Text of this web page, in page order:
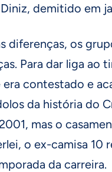
demitido em
diferenças, os
Para dar liga ao
era contestado e
da história do
mas o
o ex-camisa 10
da carreira.